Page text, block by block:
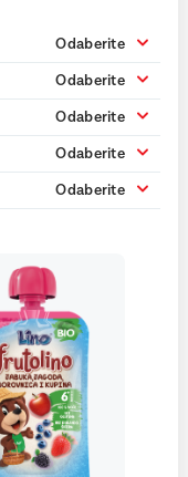
Odaberite
Odaberite
Odaberite
Odaberite
Odaberite